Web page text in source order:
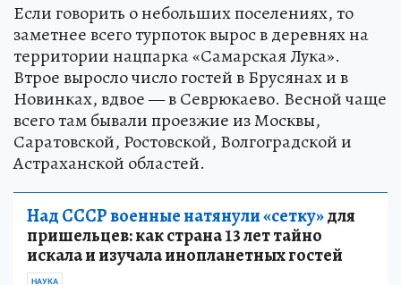
Если говорить о небольших поселениях, то
заметнее всего турпоток вырос в деревнях на
территории нацпарка «Самарская Лука».
Втрое выросло число гостей в Брусянах и в
Новинках, вдвое — в Севрюкаево. Весной чаще
всего там бывали проезжие из Москвы,
Саратовской, Ростовской, Волгоградской и
Астраханской областей.
Над СССР военные натянули «сетку»для
пришельцев: как страна 13 лет тайно
искала и изучала инопланетных гостей
НАУКА